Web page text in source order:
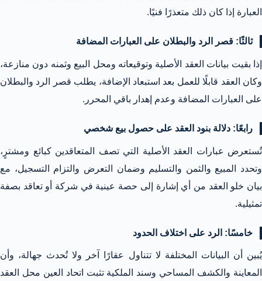
العبارة إذا كان ذلك متعذرًا فنيًا.
ثالثًا: قصر الرد والبطلان على العبارات المضافة
إذا بقيت بيانات العقد الأصلية وتوقيعاته ومحل البيع وثمنه دون منازعة،
وكان العقد قابلًا للعمل بعد استبعاد الإضافة، يطلب قصر الرد والبطلان
على العبارات المضافة وعدم إهدار باقي المحرر.
رابعًا: دلالة بنود العقد على حصول بيع شخصي
تُستعرض عبارات العقد الأصلية التي تصف المتعاقدين كبائع ومشترٍ،
وتحدد المبيع والثمن والتسليم وضمان التعرض والتزام التسجيل، مع
بيان خلو العقد من أي إشارة إلى حصة عينية في شركة أو تعاقد بصفة
تمثيلية.
خامسًا: الرد على اختلاف الحدود
يُبين أن البيانات المختلفة لا تتناول عقارًا آخر ولا تُحدث جهالة، وأن
المعاينة والكشف المساحي وسند الملكية تثبت اتحاد العين محل العقد